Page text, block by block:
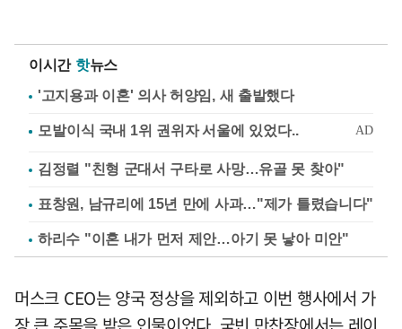
이시간 핫뉴스
'고지용과 이혼' 의사 허양임, 새 출발했다
김정렬 "친형 군대서 구타로 사망…유골 못 찾아"
표창원, 남규리에 15년 만에 사과…"제가 틀렸습니다"
하리수 "이혼 내가 먼저 제안…아기 못 낳아 미안"
머스크 CEO는 양국 정상을 제외하고 이번 행사에서 가